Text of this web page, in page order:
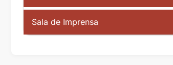
Sala de Imprensa